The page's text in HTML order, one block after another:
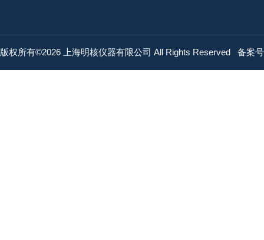
版权所有©2026 上海明核仪器有限公司 All Rights Reserved 备案